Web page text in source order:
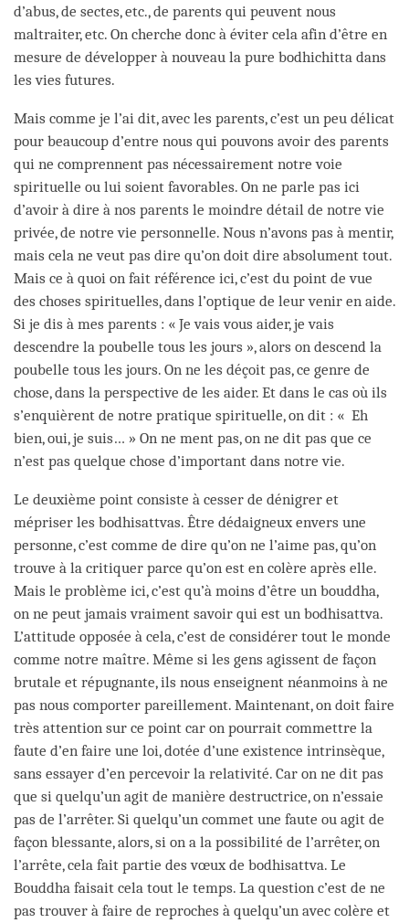
d’abus, de sectes, etc., de parents qui peuvent nous
maltraiter, etc. On cherche donc à éviter cela afin d’être en
mesure de développer à nouveau la pure bodhichitta dans
les vies futures.
Mais comme je l’ai dit, avec les parents, c’est un peu délicat
pour beaucoup d’entre nous qui pouvons avoir des parents
qui ne comprennent pas nécessairement notre voie
spirituelle ou lui soient favorables. On ne parle pas ici
d’avoir à dire à nos parents le moindre détail de notre vie
privée, de notre vie personnelle. Nous n’avons pas à mentir,
mais cela ne veut pas dire qu’on doit dire absolument tout.
Mais ce à quoi on fait référence ici, c’est du point de vue
des choses spirituelles, dans l’optique de leur venir en aide.
Si je dis à mes parents : « Je vais vous aider, je vais
descendre la poubelle tous les jours », alors on descend la
poubelle tous les jours. On ne les déçoit pas, ce genre de
chose, dans la perspective de les aider. Et dans le cas où ils
s’enquièrent de notre pratique spirituelle, on dit : « Eh
bien, oui, je suis… » On ne ment pas, on ne dit pas que ce
n’est pas quelque chose d’important dans notre vie.
Le deuxième point consiste à cesser de dénigrer et
mépriser les bodhisattvas. Être dédaigneux envers une
personne, c’est comme de dire qu’on ne l’aime pas, qu’on
trouve à la critiquer parce qu’on est en colère après elle.
Mais le problème ici, c’est qu’à moins d’être un bouddha,
on ne peut jamais vraiment savoir qui est un bodhisattva.
L’attitude opposée à cela, c’est de considérer tout le monde
comme notre maître. Même si les gens agissent de façon
brutale et répugnante, ils nous enseignent néanmoins à ne
pas nous comporter pareillement. Maintenant, on doit faire
très attention sur ce point car on pourrait commettre la
faute d’en faire une loi, dotée d’une existence intrinsèque,
sans essayer d’en percevoir la relativité. Car on ne dit pas
que si quelqu’un agit de manière destructrice, on n’essaie
pas de l’arrêter. Si quelqu’un commet une faute ou agit de
façon blessante, alors, si on a la possibilité de l’arrêter, on
l’arrête, cela fait partie des vœux de bodhisattva. Le
Bouddha faisait cela tout le temps. La question c’est de ne
pas trouver à faire de reproches à quelqu’un avec colère et